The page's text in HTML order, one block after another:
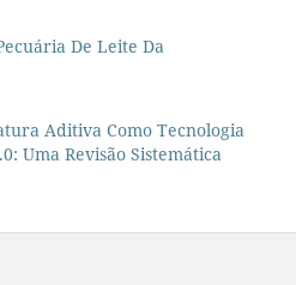
De Leite Da
Aditiva Como Tecnologia
Uma Revisão Sistemática